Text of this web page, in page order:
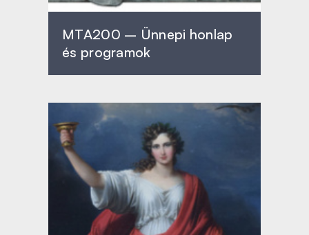
MTA200 – Ünnepi honlap
és programok